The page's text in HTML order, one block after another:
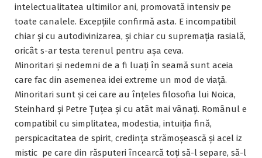
intelectualitatea ultimilor ani, promovată intensiv pe
toate canalele. Excepțiile confirmă asta. E incompatibil
chiar și cu autodivinizarea, și chiar cu supremația rasială,
oricât s-ar testa terenul pentru așa ceva.
Minoritari și nedemni de a fi luați în seamă sunt aceia
care fac din asemenea idei extreme un mod de viață.
Minoritari sunt și cei care au înțeles filosofia lui Noica,
Steinhard și Petre Țuțea și cu atât mai vânați. Românul e
compatibil cu simplitatea, modestia, intuiția fină,
perspicacitatea de spirit, credința strămoșească și acel iz
mistic pe care din răsputeri încearcă toți să-l separe, să-l